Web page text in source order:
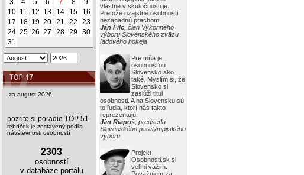
vlastne v skutočnosti je.
Pretože ozajstné osobnosti
nezapadnú prachom.
Ján Filc , člen Výkonného
výboru Slovenského zväzu
ľadového hokeja
Pre mňa je
osobnosťou
Slovensko ako
také. Myslím si, že
Slovensko si
zaslúži titul
osobnosti. A na Slovensku sú
to ľudia, ktorí nás takto
reprezentujú.
Ján Riapoš , predseda
Slovenského paralympijského
výboru
Projekt
Osobnosti.sk si
veľmi vážim.
3
4 5 6 7 8
9
10 11 12 13 14 15
16
17 18 19 20 21 22
23
24 25 26 27 28 29 30
31
za august 2026
pozrite si poradie TOP 51
rebríček je zostavený podľa
návštevnosti osobností
2303
osobností
v databáze portálu